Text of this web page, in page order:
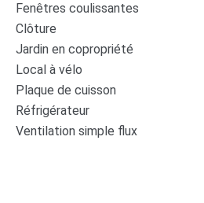
Fenêtres coulissantes
Clôture
Jardin en copropriété
Local à vélo
Plaque de cuisson
Réfrigérateur
Ventilation simple flux